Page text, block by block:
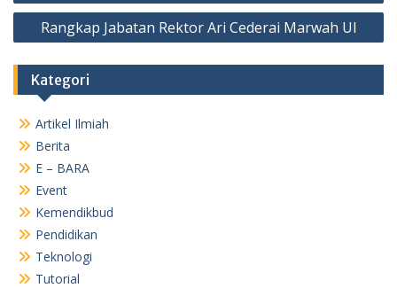
Rangkap Jabatan Rektor Ari Cederai Marwah UI
Kategori
Artikel Ilmiah
Berita
E – BARA
Event
Kemendikbud
Pendidikan
Teknologi
Tutorial